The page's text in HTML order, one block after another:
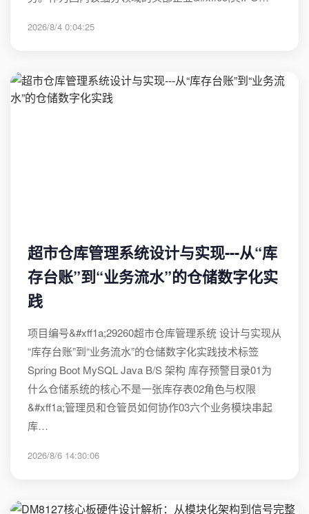
2026/8/4 0:04:25
超市仓库管理系统设计与实现---从“库
存台账”到“业务流水”的仓储数字化实
践
项目编号&#xff1a;29260超市仓库管理系统 设计与实现从
“库存台账”到“业务流水”的仓储数字化实践技术标签
Spring Boot MySQL Java B/S 架构 库存预警目录01为
什么仓储系统的核心不是一张库存表02角色与权限
&#xff1a;管理员和仓管员如何协作03六个业务模块串起
库…
2026/8/6 14:30:06